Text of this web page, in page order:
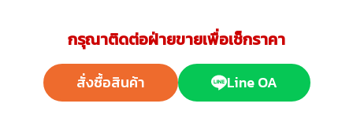
กรุณาติดต่อฝ่ายขายเพื่อเช็กราคา
สั่งซื้อสินค้า Line OA